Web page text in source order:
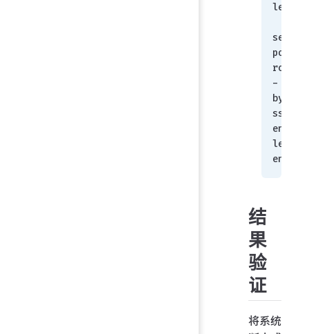
le
set
powe
roff
-
bypa
ss
enab
le
end
结
果
验
证
将系统